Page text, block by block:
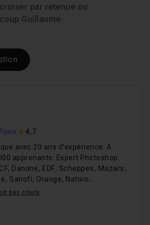
4,7
avec 20 ans d’expérience. A
apprenants. Expert Photoshop.
Danone, EDF, Scheppes, Mazars,
Sanofi, Orange, Natixis…
ses cours
par retenue ou
Guillaume